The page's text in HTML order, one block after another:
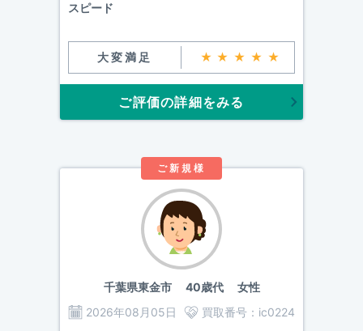
スピード
大変満足 ★★★★★
ご評価の詳細をみる
ご新規様
千葉県東金市40歳代 女性
2026年08月05日
買取番号： ic0224